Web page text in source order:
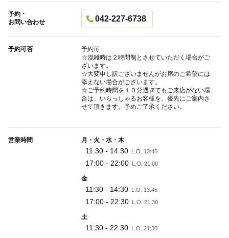
予約・
お問い合わせ
042-227-6738
予約可否
予約可
☆混雑時は２時間制とさせていただく場合がご
ざいます。
☆大変申し訳ございませんがお席のご希望には
添えない場合がございます。
☆ご予約時間を１０分過ぎてもご来店がない場
合は、いらっしゃるお客様を、優先にご案内さ
せて頂きます。予めご了承ください。
営業時間 月・火・水・木
11:30 - 14:30 L.O. 13:45
17:00 - 22:00 L.O. 21:00
金
11:30 - 14:30 L.O. 13:45
17:00 - 22:30 L.O. 21:30
土
11:30 - 22:30 L.O. 21:30